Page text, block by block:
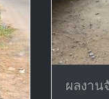
ผลงาน